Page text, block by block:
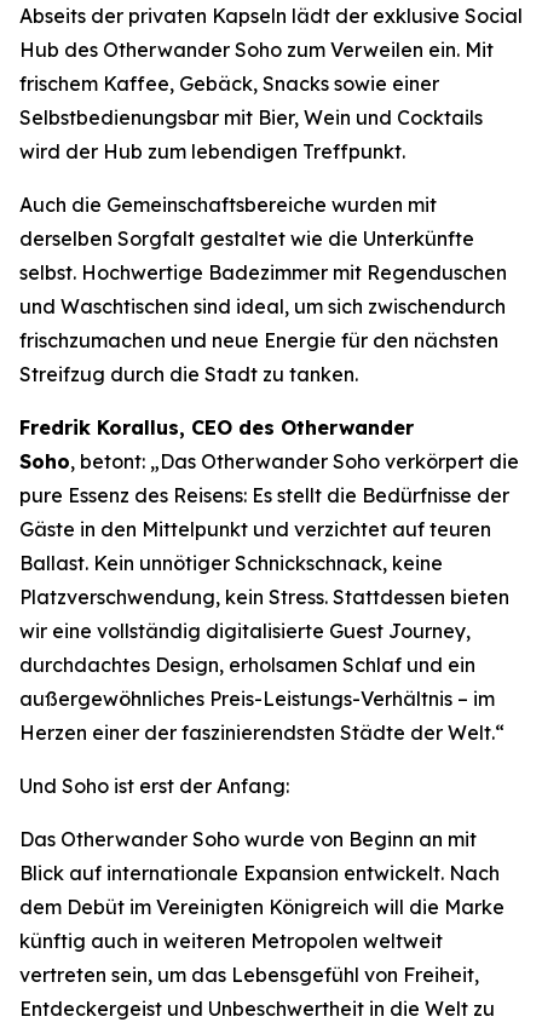
Abseits der privaten Kapseln lädt der exklusive Social
Hub des Otherwander Soho zum Verweilen ein. Mit
frischem Kaffee, Gebäck, Snacks sowie einer
Selbstbedienungsbar mit Bier, Wein und Cocktails
wird der Hub zum lebendigen Treffpunkt.
Auch die Gemeinschaftsbereiche wurden mit
derselben Sorgfalt gestaltet wie die Unterkünfte
selbst. Hochwertige Badezimmer mit Regenduschen
und Waschtischen sind ideal, um sich zwischendurch
frischzumachen und neue Energie für den nächsten
Streifzug durch die Stadt zu tanken.
Fredrik Korallus, CEO des Otherwander
Soho, betont: „Das Otherwander Soho verkörpert die
pure Essenz des Reisens: Es stellt die Bedürfnisse der
Gäste in den Mittelpunkt und verzichtet auf teuren
Ballast. Kein unnötiger Schnickschnack, keine
Platzverschwendung, kein Stress. Stattdessen bieten
wir eine vollständig digitalisierte Guest Journey,
durchdachtes Design, erholsamen Schlaf und ein
außergewöhnliches Preis-Leistungs-Verhältnis – im
Herzen einer der faszinierendsten Städte der Welt.“
Und Soho ist erst der Anfang:
Das Otherwander Soho wurde von Beginn an mit
Blick auf internationale Expansion entwickelt. Nach
dem Debüt im Vereinigten Königreich will die Marke
künftig auch in weiteren Metropolen weltweit
vertreten sein, um das Lebensgefühl von Freiheit,
Entdeckergeist und Unbeschwertheit in die Welt zu